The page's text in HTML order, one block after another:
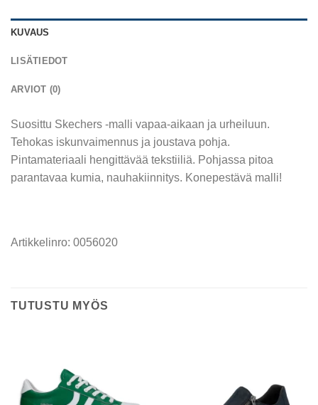
KUVAUS
LISÄTIEDOT
ARVIOT (0)
Suosittu Skechers -malli vapaa-aikaan ja urheiluun.
Tehokas iskunvaimennus ja joustava pohja.
Pintamateriaali hengittävää tekstiiliä. Pohjassa pitoa
parantavaa kumia, nauhakiinnitys. Konepestävä malli!
Artikkelinro: 0056020
TUTUSTU MYÖS